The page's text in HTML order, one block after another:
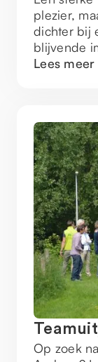
plezier,
dichter bij
blijvende
Lees meer
Op zoek